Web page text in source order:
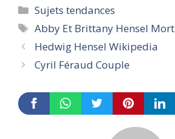
Categories
Sujets tendances
Tags
Abby Et Brittany Hensel Mort
Hedwig Hensel Wikipedia
Cyril Féraud Couple